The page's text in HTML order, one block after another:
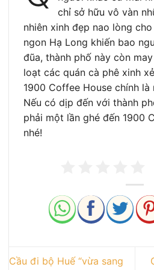
chỉ sở hữu vô vàn
nhiên xinh đẹp nao lòng
ngon Hạ Long khiến bao
đũa, thành phố này còn
loạt các quán cà phê xinh
1900 Coffee House chính
Nếu có dịp đến với thành
phải một lần ghé đến 1900
nhé!
Cầu đi bộ Huế “vừa sang